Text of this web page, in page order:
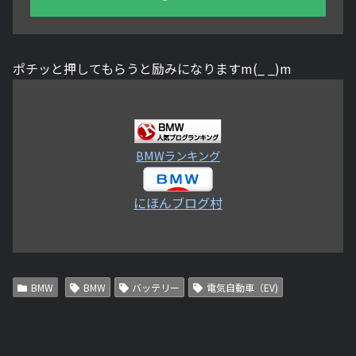
ポチッと押してもらうと励みになりますm(_ _)m
BMWランキング
にほんブログ村
BMW BMW バッテリー 電気自動車（EV)